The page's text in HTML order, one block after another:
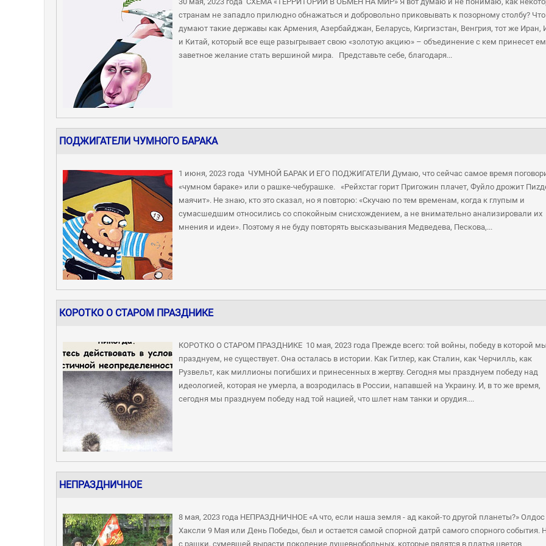
странам не западло прилюдно обнажаться и добровольно приковывать к позорному столбу?
думают такие державы как Армения, Азербайджан, Беларусь, Киргизстан, Венгрия, тот же Иран,
и Китай, который все еще разыгрывает свою «золотую акцию» – объединение с кем принесет
заветное желание стать вершиной мира. Представьте себе, благодаря...
ПОДЖИГАТЕЛИ ЧУМНОГО БАРАКА
1 июня, 2023 года ЧУМНОЙ БАРАК И ЕГО ПОДЖИГАТЕЛИ Думаю, что сейчас самое время
«чумном бараке» или о рашке-чебурашке. «Рейхстаг горит Пригожин плачет, Фуйло дрожит
маячит». Не знаю, кто это сказал, но я повторю: «Скучаю по тем временам, когда к глупым и
сумасшедшим относились со спокойным снисхождением, а не внимательно анализировали их
мнения и идеи». Поэтому я не буду повторять высказывания Медведева, Пескова,...
КОРОТКО О СТАРОМ ПРАЗДНИКЕ
КОРОТКО О СТАРОМ ПРАЗДНИКЕ 10 мая, 2023 года Прежде всего: той войны, победу в которой мы
празднуем, не существует. Она осталась в истории. Как Гитлер, как Сталин, как Черчилль, как
Рузвельт, как миллионы погибших и принесенных в жертву. Сегодня мы празднуем победу над
идеологией, которая не умерла, а возродилась в России, напавшей на Украину. И, в то же время,
сегодня мы празднуем победу над той нацией, что шлет нам танки и орудия....
НЕПРАЗДНИЧНОЕ
8 мая, 2023 года НЕПРАЗДНИЧНОЕ «А что, если наша земля - ад какой-то другой планеты?» Олдос
Хаксли 9 Мая или День Победы, был и остается самой спорной датрй самого спорного события.
с рашки, сумевшей вырасти поколение душевнобольных, которые рядятся в платья цветов